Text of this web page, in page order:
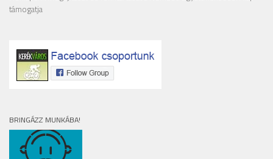
támogatja
BRINGÁZZ MUNKÁBA!